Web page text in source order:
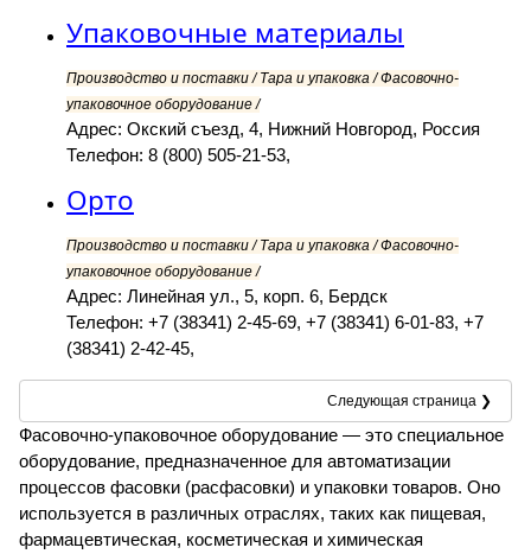
Упаковочные материалы
Производство и поставки / Тара и упаковка / Фасовочно-
упаковочное оборудование /
Адрес: Окский съезд, 4, Нижний Новгород, Россия
Телефон: 8 (800) 505-21-53,
Орто
Производство и поставки / Тара и упаковка / Фасовочно-
упаковочное оборудование /
Адрес: Линейная ул., 5, корп. 6, Бердск
Телефон: +7 (38341) 2-45-69, +7 (38341) 6-01-83, +7
(38341) 2-42-45,
Следующая страница ❯
Фасовочно-упаковочное оборудование — это специальное
оборудование, предназначенное для автоматизации
процессов фасовки (расфасовки) и упаковки товаров. Оно
используется в различных отраслях, таких как пищевая,
фармацевтическая, косметическая и химическая